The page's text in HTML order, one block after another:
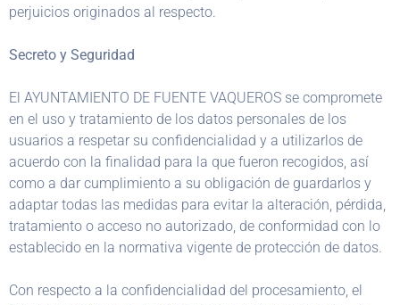
perjuicios originados al respecto.
Secreto y Seguridad
El AYUNTAMIENTO DE FUENTE VAQUEROS se compromete
en el uso y tratamiento de los datos personales de los
usuarios a respetar su confidencialidad y a utilizarlos de
acuerdo con la finalidad para la que fueron recogidos, así
como a dar cumplimiento a su obligación de guardarlos y
adaptar todas las medidas para evitar la alteración, pérdida,
tratamiento o acceso no autorizado, de conformidad con lo
establecido en la normativa vigente de protección de datos.
Con respecto a la confidencialidad del procesamiento, el